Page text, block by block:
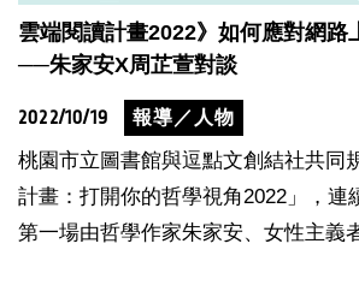
雲端閱讀計畫2022》如何應對網
──朱家安X周芷萱對談
2022/10/19 報導／人物
桃園市立圖書館與逗點文創結社共同
計畫：打開你的哲學視角2022」，連
第一場由哲學作家朱家安、女性主義